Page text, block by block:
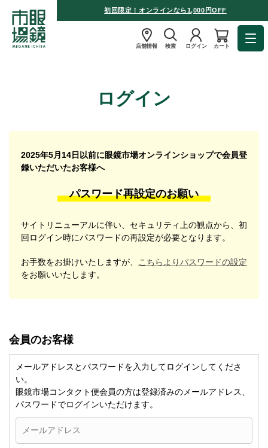
初回限定！オンラインなら1,000円OFF
店舗情報 検索 ログイン カート
ログイン
2025年5月14日以前に眼鏡市場オンラインショップで会員登
録いただいたお客様へ
パスワード再設定のお願い
サイトリニューアルに伴い、セキュリティ上の観点から、初
回ログイン時にパスワードの再設定が必要となります。
お手数をお掛けいたしますが、
こちらよりパスワードの設定
をお願いいたします。
会員のお客様
メールアドレスとパスワードを入力してログインしてくださ
い。
眼鏡市場コンタクト便会員の方は登録済みのメールアドレス、
パスワードでログインいただけます。